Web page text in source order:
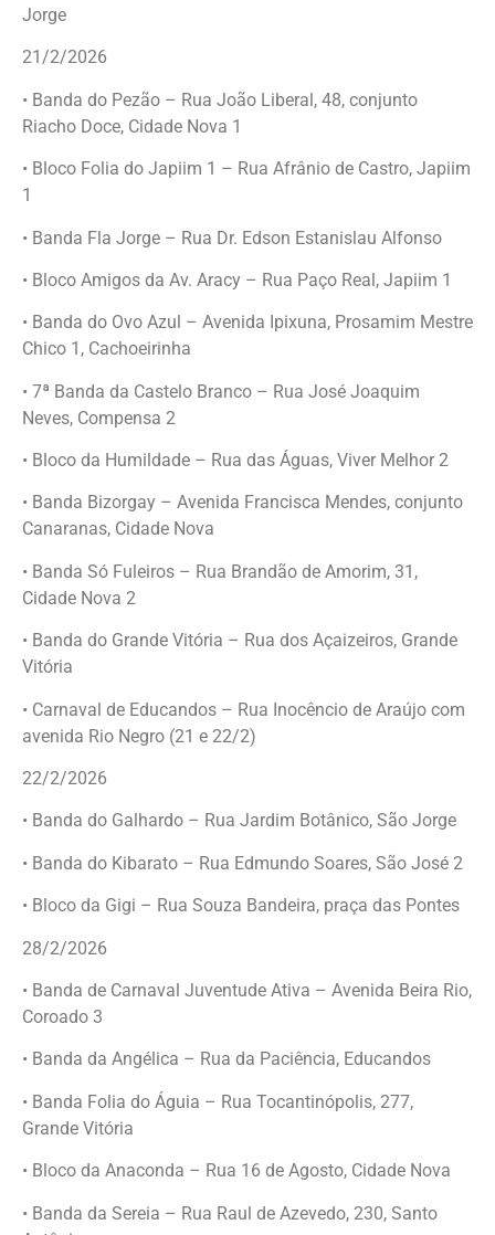
Jorge
21/2/2026
• Banda do Pezão – Rua João Liberal, 48, conjunto
Riacho Doce, Cidade Nova 1
• Bloco Folia do Japiim 1 – Rua Afrânio de Castro, Japiim
1
• Banda Fla Jorge – Rua Dr. Edson Estanislau Alfonso
• Bloco Amigos da Av. Aracy – Rua Paço Real, Japiim 1
• Banda do Ovo Azul – Avenida Ipixuna, Prosamim Mestre
Chico 1, Cachoeirinha
• 7ª Banda da Castelo Branco – Rua José Joaquim
Neves, Compensa 2
• Bloco da Humildade – Rua das Águas, Viver Melhor 2
• Banda Bizorgay – Avenida Francisca Mendes, conjunto
Canaranas, Cidade Nova
• Banda Só Fuleiros – Rua Brandão de Amorim, 31,
Cidade Nova 2
• Banda do Grande Vitória – Rua dos Açaizeiros, Grande
Vitória
• Carnaval de Educandos – Rua Inocêncio de Araújo com
avenida Rio Negro (21 e 22/2)
22/2/2026
• Banda do Galhardo – Rua Jardim Botânico, São Jorge
• Banda do Kibarato – Rua Edmundo Soares, São José 2
• Bloco da Gigi – Rua Souza Bandeira, praça das Pontes
28/2/2026
• Banda de Carnaval Juventude Ativa – Avenida Beira Rio,
Coroado 3
• Banda da Angélica – Rua da Paciência, Educandos
• Banda Folia do Águia – Rua Tocantinópolis, 277,
Grande Vitória
• Bloco da Anaconda – Rua 16 de Agosto, Cidade Nova
• Banda da Sereia – Rua Raul de Azevedo, 230, Santo